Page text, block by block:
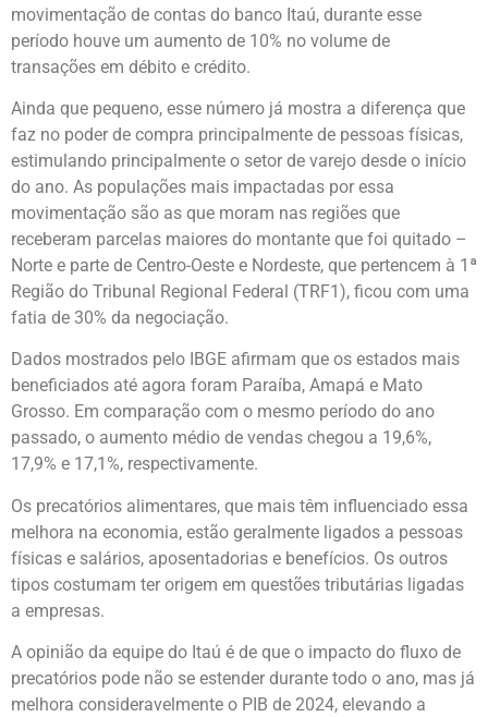
movimentação de contas do banco Itaú, durante esse
período houve um aumento de 10% no volume de
transações em débito e crédito.
Ainda que pequeno, esse número já mostra a diferença que
faz no poder de compra principalmente de pessoas físicas,
estimulando principalmente o setor de varejo desde o início
do ano. As populações mais impactadas por essa
movimentação são as que moram nas regiões que
receberam parcelas maiores do montante que foi quitado –
Norte e parte de Centro-Oeste e Nordeste, que pertencem à 1ª
Região do Tribunal Regional Federal (TRF1), ficou com uma
fatia de 30% da negociação.
Dados mostrados pelo IBGE afirmam que os estados mais
beneficiados até agora foram Paraíba, Amapá e Mato
Grosso. Em comparação com o mesmo período do ano
passado, o aumento médio de vendas chegou a 19,6%,
17,9% e 17,1%, respectivamente.
Os precatórios alimentares, que mais têm influenciado essa
melhora na economia, estão geralmente ligados a pessoas
físicas e salários, aposentadorias e benefícios. Os outros
tipos costumam ter origem em questões tributárias ligadas
a empresas.
A opinião da equipe do Itaú é de que o impacto do fluxo de
precatórios pode não se estender durante todo o ano, mas já
melhora consideravelmente o PIB de 2024, elevando a